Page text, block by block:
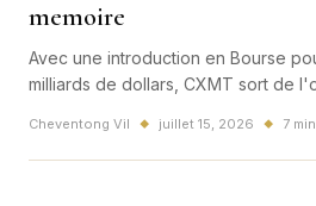
memoire
Avec une introduction en Bourse
milliards de dollars, CXMT sort de
guerre mondiale des puces
Cheventong Vil ◆ juillet 15, 2026 ◆ 7